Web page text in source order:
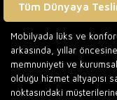
Tüm Dünyaya
Mobilyada lüks ve
arkasında, yıllar
memnuniyeti ve
olduğu hizmet altyapısı
noktasındaki